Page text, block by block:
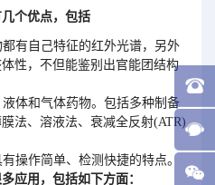
个优点，包括
有自己特征的红外光谱，另外
性，不但能鉴别出官能团结构
体和气体药物。包括多种制备
法、溶液法、衰减全反射(ATR)
操作简单、检测快捷的特点。
应用，包括如下方面：